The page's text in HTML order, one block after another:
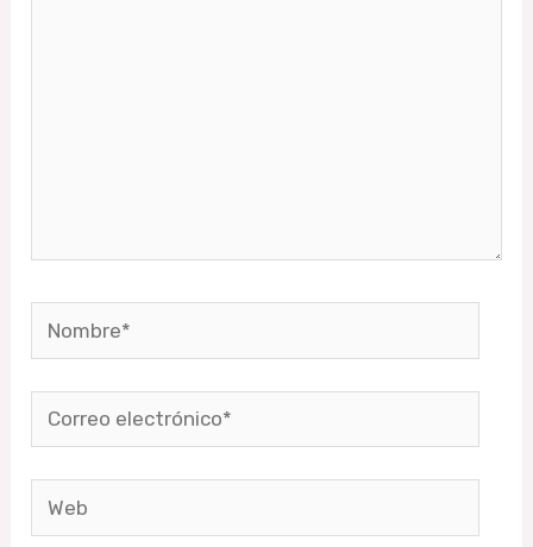
Nombre*
Correo
electrónico*
Web